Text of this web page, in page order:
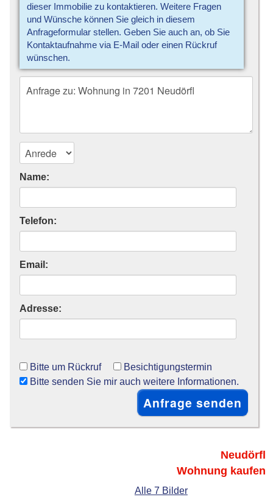
dieser Immobilie zu kontaktieren. Weitere Fragen
und Wünsche können Sie gleich in diesem
Anfrageformular stellen. Geben Sie auch an, ob Sie
Kontaktaufnahme via E-Mail oder einen Rückruf
wünschen.
Name:
Telefon:
Email:
Adresse:
Bitte um Rückruf
Besichtigungstermin
Bitte senden Sie mir auch weitere Informationen.
Neudörfl
Wohnung kaufen
Alle 7 Bilder